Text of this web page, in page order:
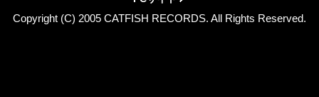
Copyright (C) 2005 CATFISH RECORDS. All Rights Reserved.